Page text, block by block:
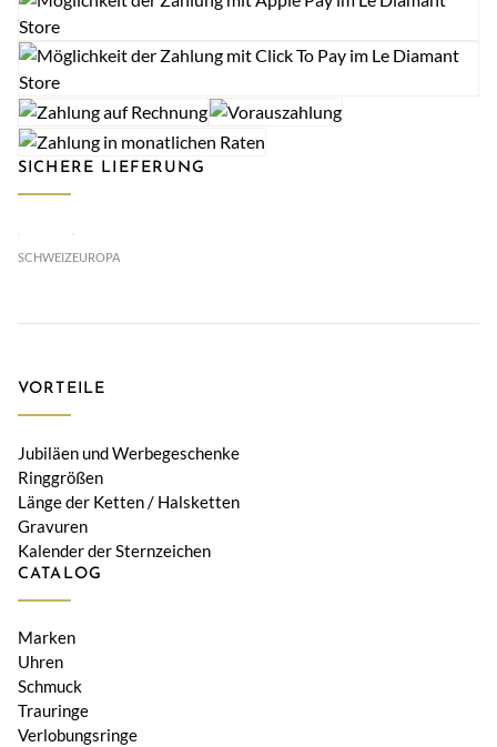
SICHERE LIEFERUNG
SCHWEIZEUROPA
VORTEILE
Jubiläen und Werbegeschenke
Ringgrößen
Länge der Ketten / Halsketten
Gravuren
Kalender der Sternzeichen
CATALOG
Marken
Uhren
Schmuck
Trauringe
Verlobungsringe